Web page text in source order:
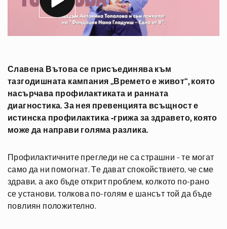
Славена Вътова се присъединява към
тазгодишната кампания „Времето е живот“, която
насърчава профилактиката и ранната
диагностика. За нея превенцията всъщност е
истинска профилактика -грижа за здравето, която
може да направи голяма разлика.
Профилактичните прегледи не са страшни - те могат
само да ни помогнат. Те дават спокойствието, че сме
здрави, а ако бъде открит проблем, колкото по-рано
се установи, толкова по-голям е шансът той да бъде
повлиян положително.